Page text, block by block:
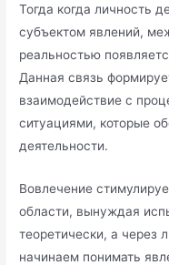
Тогда когда личность
субъектом явлений,
реальностью
Данная связь
взаимодействие с
ситуациями, которые
деятельности.
Вовлечение
области, вынуждая
теоретически, а через
начинаем понимать